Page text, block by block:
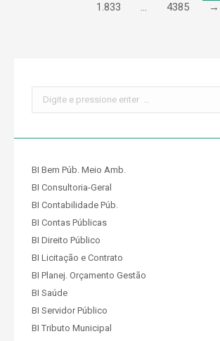
1.833
… 4385 →
BI Bem Púb. Meio Amb.
BI Consultoria-Geral
BI Contabilidade Púb.
BI Contas Públicas
BI Direito Público
BI Licitação e Contrato
BI Planej. Orçamento Gestão
BI Saúde
BI Servidor Público
BI Tributo Municipal